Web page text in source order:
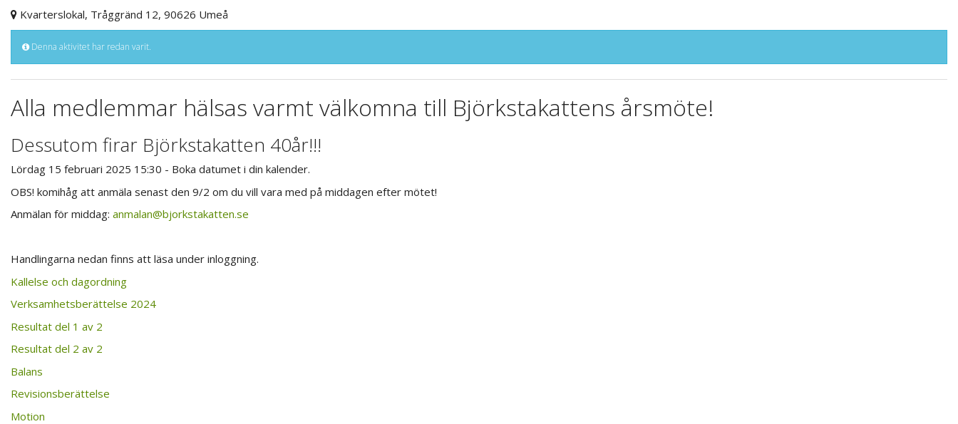
Kvarterslokal, Tråggränd 12, 90626 Umeå
Denna aktivitet har redan varit.
Alla medlemmar hälsas varmt välkomna till Björkstakattens årsmöte!
Dessutom firar Björkstakatten 40år!!!
Lördag 15 februari 2025 15:30 - Boka datumet i din kalender.
OBS! komihåg att anmäla senast den 9/2 om du vill vara med på middagen efter mötet!
Anmälan för middag: anmalan@bjorkstakatten.se
Handlingarna nedan finns att läsa under inloggning.
Kallelse och dagordning
Verksamhetsberättelse 2024
Resultat del 1 av 2
Resultat del 2 av 2
Balans
Revisionsberättelse
Motion